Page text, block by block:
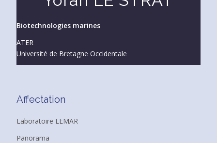
Biotechnologies marines
ATER
Université de Bretagne Occidentale
Affectation
Laboratoire LEMAR
Panorama